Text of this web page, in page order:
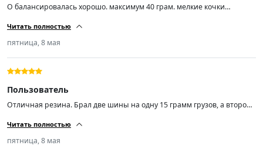
О балансировалась хорошо. максимум 40 грам. мелкие кочки
Читать полностью
пятница, 8 мая
Пользователь
Отличная резина. Брал две шины на одну 15 грамм грузов, а второй
Читать полностью
пятница, 8 мая